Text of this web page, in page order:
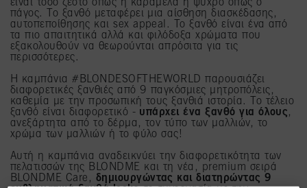
είναι τόσο ζεστό όπως η καραμέλα ή ψυχρό όπως ο
πάγος. Το ξανθό μεταφέρει μια αίσθηση διασκέδασης,
αυτοπεποίθησης και sex appeal. Το ξανθό είναι ένα από
τα πιο απαιτητικά αλλά και φιλόδοξα χρώματα που
εξακολουθούν να θεωρούνται απρόσιτα για τις
περισσότερες.
Η καμπάνια #BLONDESOFTHEWORLD παρουσιάζει
διαφορετικές ξανθιές από 9 παγκόσμιες μητροπόλεις,
καθεμία με την προσωπική τους ξανθιά ιστορία. Το τέλειο
ξανθό είναι διαφορετικό - υπάρχει ένα ξανθό για όλους ,
ανεξάρτητα από το δέρμα, τον τύπο των μαλλιών, το
χρώμα των μαλλιών ή το φύλο σας!
Αυτή η καμπάνια αναδεικνύει την διαφορετικότητα των
πελατισσών της BLONDME και τη νέα, premium σειρά
BLONDME Care, δημιουργώντας και διατηρώντας 9